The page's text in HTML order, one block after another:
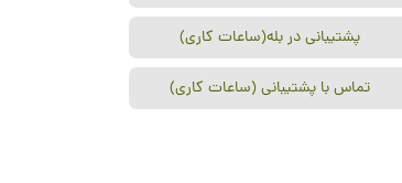
پشتیبانی در بله(ساعات کاری)
تماس با پشتیبانی (ساعات کاری)